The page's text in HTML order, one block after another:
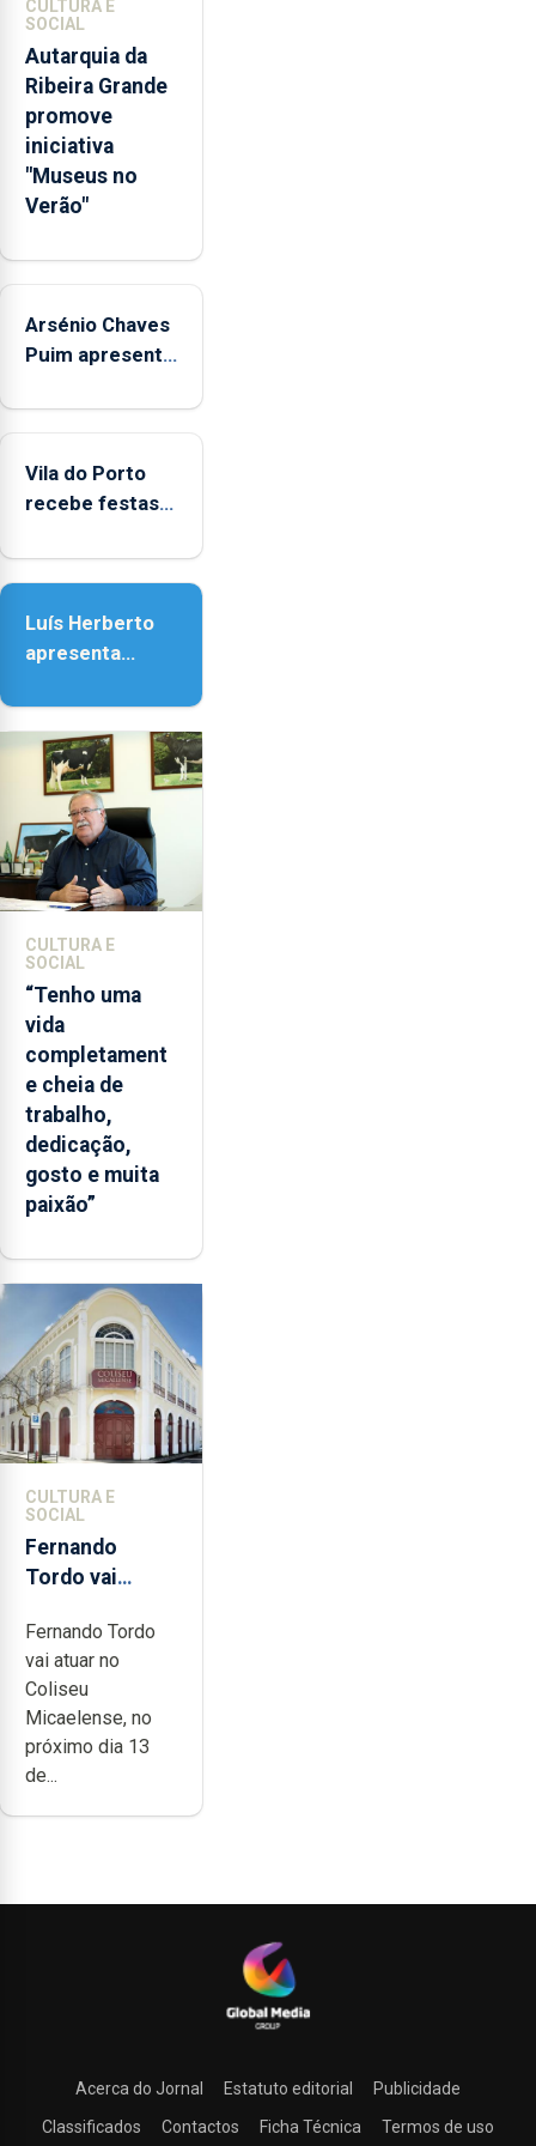
pessoais,
emocionais
e
sociais
junto
das
crianças
CULTURA E
SOCIAL
Autarquia da
Ribeira Grande
promove
iniciativa
"Museus no
Verão"
Arsénio Chaves
Puim apresenta
Biblioteca de
Vila do Porto
recebe festas
Nossa Senhora
Luís Herberto
apresenta
Paisagem’
CULTURA E
SOCIAL
“Tenho uma
vida
completament
e cheia de
trabalho,
dedicação,
gosto e muita
paixão”
CULTURA E
SOCIAL
Fernando
Tordo vai
anos de
carreira no
Coliseu
Micaelense
Fernando Tordo
vai atuar no
Coliseu
Micaelense, no
próximo dia 13
de...
Acerca do Jornal Estatuto editorial
Publicidade
Classificados
Contactos Ficha Técnica Termos de uso